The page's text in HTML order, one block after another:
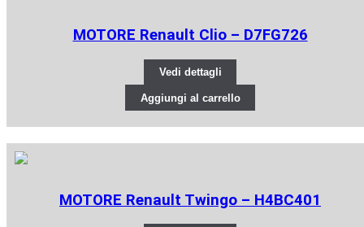
MOTORE Renault Clio – D7FG726
Vedi dettagli
Aggiungi al carrello
MOTORE Renault Twingo – H4BC401